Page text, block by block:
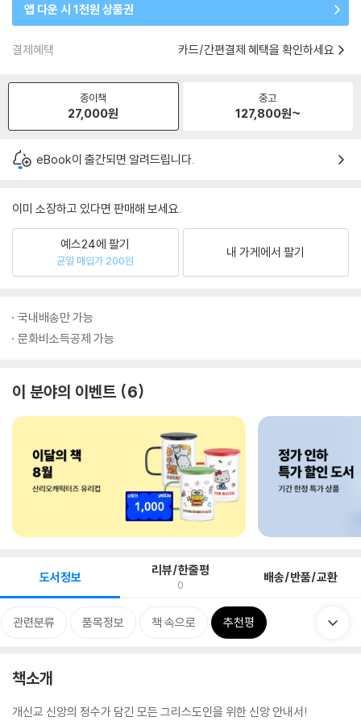
앱 다운 시 1천원 상품권
결제혜택 카드/간편결제 혜택을 확인하세요
종이책
27,000원
중고
127,800원~
eBook이 출간되면 알려드립니다.
이미 소장하고 있다면 판매해 보세요.
예스24에 팔기
균일 매입가 200원
내 가게에서 팔기
국내배송만 가능
문화비소득공제 가능
이 분야의 이벤트 6
도서정보 리뷰/한줄평
0 배송/반품/교환
관련분류 품목정보 책 속으로 추천평
책소개
개신교 신앙의 정수가 담긴 모든 그리스도인을 위한 신앙 안내서!